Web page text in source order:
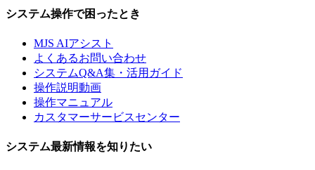
システム操作で困ったとき
MJS AIアシスト
よくあるお問い合わせ
システムQ&A集・活用ガイド
操作説明動画
操作マニュアル
カスタマーサービスセンター
システム最新情報を知りたい